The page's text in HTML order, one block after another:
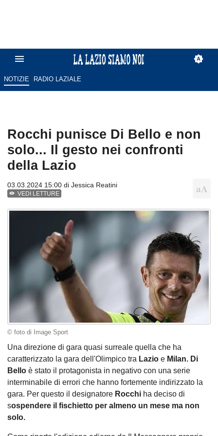
NOTIZIE RADIO LAZIALE
Rocchi punisce Di Bello e non
solo... Il gesto nei confronti
della Lazio
03.03.2024 15:00 di Jessica Reatini
VEDI LETTURE
© foto di Image Sport
Una direzione di gara quasi surreale quella che ha
caratterizzato la gara dell'Olimpico tra Lazio e Milan. Di
Bello è stato il protagonista in negativo con una serie
interminabile di errori che hanno fortemente indirizzato la
gara. Per questo il designatore Rocchi ha deciso di
sospendere il fischietto per almeno un mese ma non
solo.